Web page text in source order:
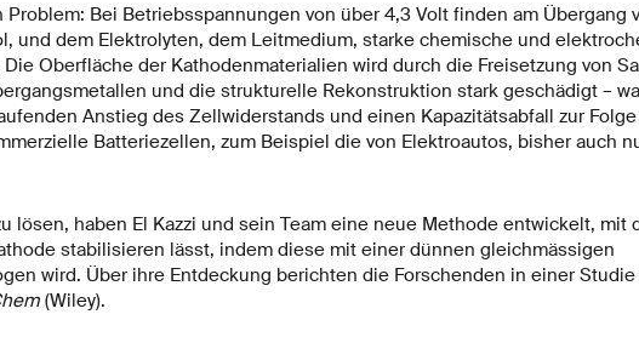
Bei Betriebsspannungen von über 4,3 Volt finden am Übergang
und dem Elektrolyten, dem Leitmedium, starke chemische und
Oberfläche der Kathodenmaterialien wird durch die Freisetzung von
und die strukturelle Rekonstruktion stark geschädigt –
Anstieg des Zellwiderstands und einen Kapazitätsabfall zur Folge
Batteriezellen, zum Beispiel die von Elektroautos, bisher auch
lösen, haben El Kazzi und sein Team eine neue Methode entwickelt, mit
stabilisieren lässt, indem diese mit einer dünnen gleichmässigen
wird. Über ihre Entdeckung berichten die Forschenden in einer Studie
(Wiley).